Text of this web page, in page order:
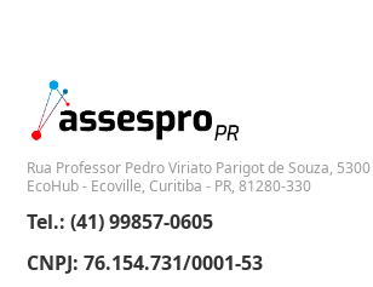
Rua Professor Pedro Viriato Parigot de Souza,
EcoHub - Ecoville, Curitiba - PR, 81280-330
Tel.: (41) 99857-0605
CNPJ: 76.154.731/0001-53